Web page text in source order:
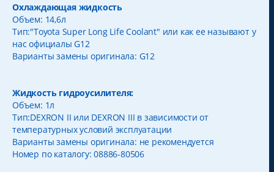
Охлаждающая жидкость
Объем: 14,6л
Тип:"Toyota Super Long Life Coolant" или как ее называют у
нас официалы G12
Варианты замены оригинала: G12
Жидкость гидроусилителя:
Объем: 1л
Тип:DEXRON II или DEXRON III в зависимости от
температурных условий эксплуатации
Варианты замены оригинала: не рекомендуется
Номер по каталогу: 08886-80506